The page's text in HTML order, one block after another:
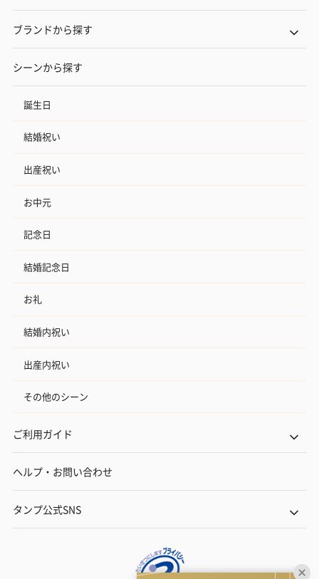
ブランドから探す
シーンから探す
誕生日
結婚祝い
出産祝い
お中元
記念日
結婚記念日
お礼
結婚内祝い
出産内祝い
その他のシーン
ご利用ガイド
ヘルプ・お問い合わせ
タンプ公式SNS